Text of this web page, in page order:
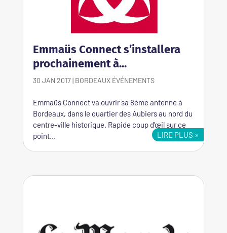
Emmaüs Connect s’installera
prochainement à...
30 JAN 2017| BORDEAUX ÉVÉNEMENTS
Emmaüs Connect va ouvrir sa 8ème antenne à
Bordeaux, dans le quartier des Aubiers au nord du
centre-ville historique. Rapide coup d’œil sur ce
point...
LIRE PLUS